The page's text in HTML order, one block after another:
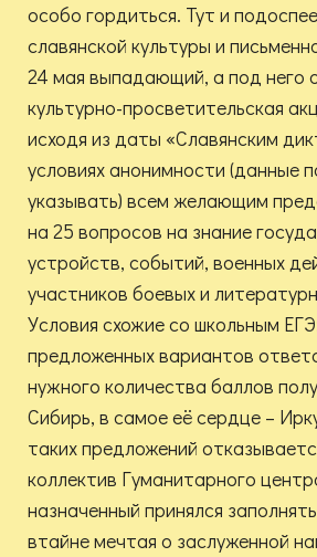
особо гордиться. Тут и
славянской культуры и
24 мая выпадающий, а под него
культурно-просветительская
исходя из даты «Славянским
условиях анонимности (данные
указывать) всем желающим
на 25 вопросов на знание
устройств, событий, военных
участников боевых и
Условия схожие со школьным
предложенных вариантов
нужного количества баллов
Сибирь, в самое её сердце –
таких предложений
коллектив Гуманитарного
назначенный принялся
втайне мечтая о заслуженной